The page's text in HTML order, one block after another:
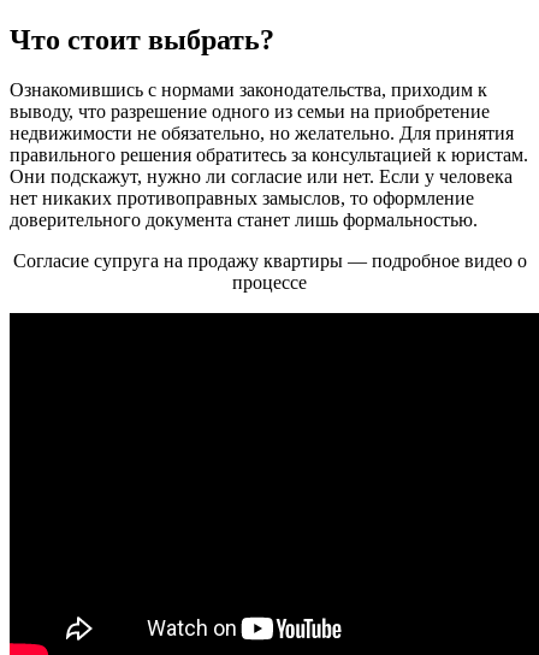
Что стоит выбрать?
Ознакомившись с нормами законодательства, приходим к
выводу, что разрешение одного из семьи на приобретение
недвижимости не обязательно, но желательно. Для принятия
правильного решения обратитесь за консультацией к юристам.
Они подскажут, нужно ли согласие или нет. Если у человека
нет никаких противоправных замыслов, то оформление
доверительного документа станет лишь формальностью.
Согласие супруга на продажу квартиры — подробное видео о
процессе